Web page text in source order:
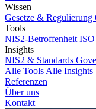
Wissen
Gesetze & Regulierung
Tools
NIS2-Betroffenheit ISO
Insights
NIS2 & Standards
Alle Tools Alle Insights
Referenzen
Über uns
Kontakt